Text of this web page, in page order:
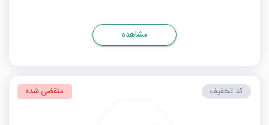
مشاهده
کد تخفیف منقضی شده